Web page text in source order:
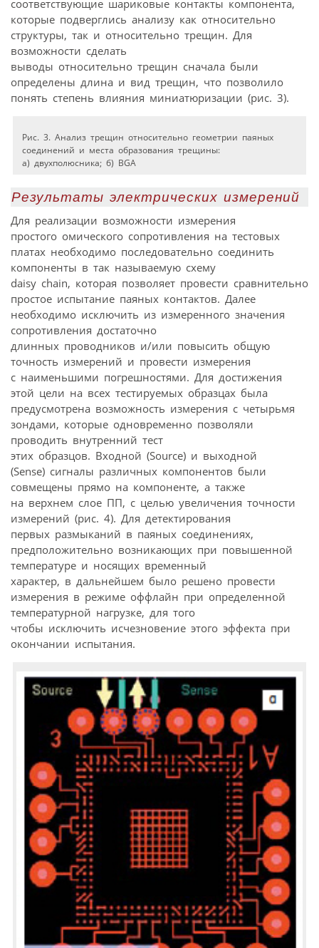
соответствующие шариковые контакты компонента,
которые подверглись анализу как относительно
структуры, так и относительно трещин. Для
возможности сделать
выводы относительно трещин сначала были
определены длина и вид трещин, что позволило
понять степень влияния миниатюризации (рис. 3).
Рис. 3. Анализ трещин относительно геометрии паяных
соединений и места образования трещины:
а) двухполюсника; б) BGA
Результаты электрических измерений
Для реализации возможности измерения
простого омического сопротивления на тестовых
платах необходимо последовательно соединить
компоненты в так называемую схему
daisy chain, которая позволяет провести сравнительно
простое испытание паяных контактов. Далее
необходимо исключить из измеренного значения
сопротивления достаточно
длинных проводников и/или повысить общую
точность измерений и провести измерения
с наименьшими погрешностями. Для достижения
этой цели на всех тестируемых образцах была
предусмотрена возможность измерения с четырьмя
зондами, которые одновременно позволяли
проводить внутренний тест
этих образцов. Входной (Source) и выходной
(Sense) сигналы различных компонентов были
совмещены прямо на компоненте, а также
на верхнем слое ПП, с целью увеличения точности
измерений (рис. 4). Для детектирования
первых размыканий в паяных соединениях,
предположительно возникающих при повышенной
температуре и носящих временный
характер, в дальнейшем было решено провести
измерения в режиме оффлайн при определенной
температурной нагрузке, для того
чтобы исключить исчезновение этого эффекта при
окончании испытания.